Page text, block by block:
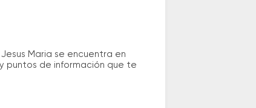
Maria se encuentra en
puntos de información que te